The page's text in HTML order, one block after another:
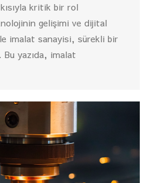
kritik bir rol
gelişimi ve dijital
imalat sanayisi, sürekli bir
yazıda, imalat